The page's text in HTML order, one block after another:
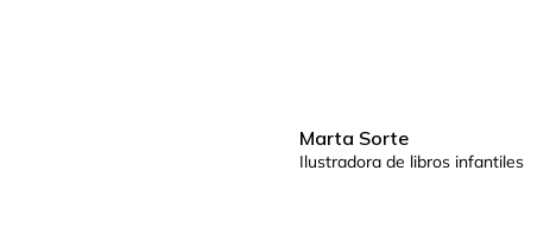
Marta Sorte
Ilustradora de libros infantiles